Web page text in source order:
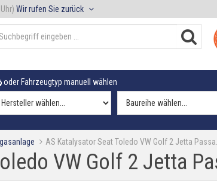
Wir rufen Sie zurück
oder Fahrzeugtyp manuell wählen
AS Katalysator Seat Toledo VW Golf 2 Jetta Passa…
VW Golf 2 Jetta